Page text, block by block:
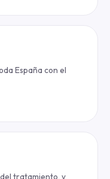
España con el
tratamiento, y